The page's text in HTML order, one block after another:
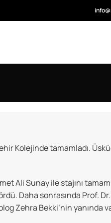
Kolejinde tamamladı.
Ali Sunay ile stajını
Daha sonrasında Prof.
Zehra Bekki’nin yanında